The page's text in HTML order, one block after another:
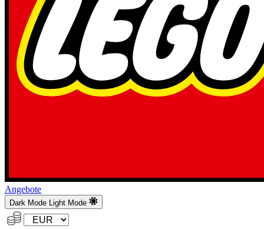
Angebote
Dark Mode Light Mode
Währung: